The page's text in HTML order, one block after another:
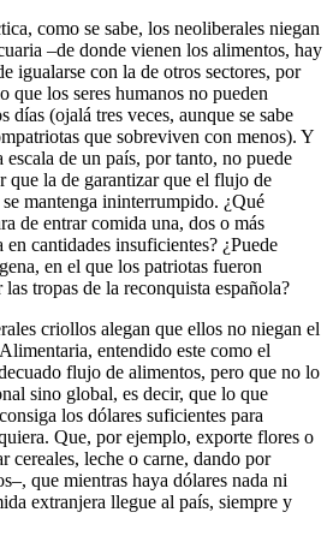
como se sabe, los neoliberales niegan
–de donde vienen los alimentos, hay
igualarse con la de otros sectores, por
que los seres humanos no pueden
días (ojalá tres veces, aunque se sabe
que sobreviven con menos). Y
escala de un país, por tanto, no puede
que la de garantizar que el flujo de
mantenga ininterrumpido. ¿Qué
de entrar comida una, dos o más
en cantidades insuficientes? ¿Puede
en el que los patriotas fueron
tropas de la reconquista española?
criollos alegan que ellos no niegan el
entendido este como el
flujo de alimentos, pero que no lo
sino global, es decir, que lo que
los dólares suficientes para
Que, por ejemplo, exporte flores o
cereales, leche o carne, dando por
que mientras haya dólares nada ni
extranjera llegue al país, siempre y